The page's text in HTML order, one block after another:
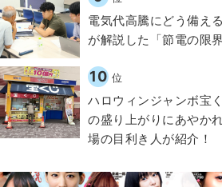
電気代高騰にどう備え
が解説した「節電の限
10 位
ハロウィンジャンボ宝
の盛り上がりにあやか
場の目利き人が紹介！